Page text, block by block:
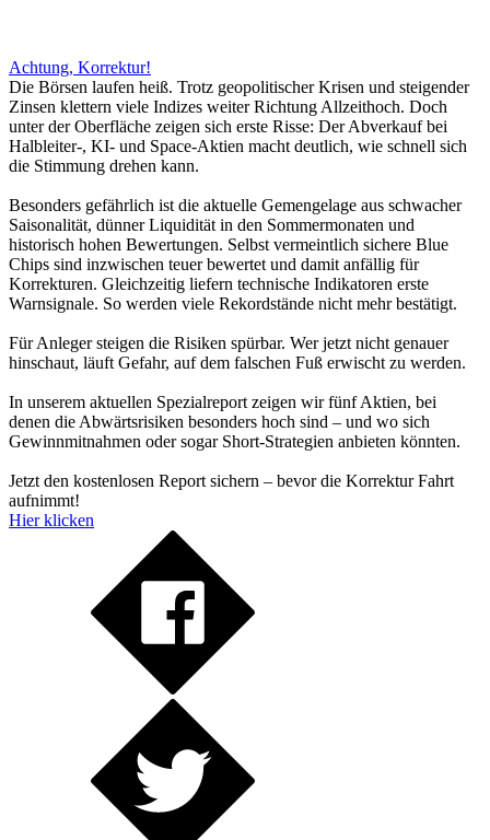
Achtung, Korrektur!
Die Börsen laufen heiß. Trotz geopolitischer Krisen und steigender
Zinsen klettern viele Indizes weiter Richtung Allzeithoch. Doch
unter der Oberfläche zeigen sich erste Risse: Der Abverkauf bei
Halbleiter-, KI- und Space-Aktien macht deutlich, wie schnell sich
die Stimmung drehen kann.
Besonders gefährlich ist die aktuelle Gemengelage aus schwacher
Saisonalität, dünner Liquidität in den Sommermonaten und
historisch hohen Bewertungen. Selbst vermeintlich sichere Blue
Chips sind inzwischen teuer bewertet und damit anfällig für
Korrekturen. Gleichzeitig liefern technische Indikatoren erste
Warnsignale. So werden viele Rekordstände nicht mehr bestätigt.
Für Anleger steigen die Risiken spürbar. Wer jetzt nicht genauer
hinschaut, läuft Gefahr, auf dem falschen Fuß erwischt zu werden.
In unserem aktuellen Spezialreport zeigen wir fünf Aktien, bei
denen die Abwärtsrisiken besonders hoch sind – und wo sich
Gewinnmitnahmen oder sogar Short-Strategien anbieten könnten.
Jetzt den kostenlosen Report sichern – bevor die Korrektur Fahrt
aufnimmt!
Hier klicken